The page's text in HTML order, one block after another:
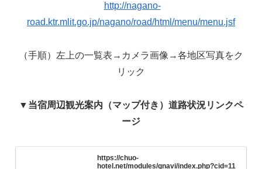
http://nagano-
road.ktr.mlit.go.jp/nagano/road/html/menu/menu.jsf
（手順）左上の一覧表→カメラ画像→各地区写真をク
リック
▼ 当宿周辺観光案内（マップ付き）道路状況リンクペ
ージ
https://chuo-
hotel.net/modules/gnavi/index.php?cid=11